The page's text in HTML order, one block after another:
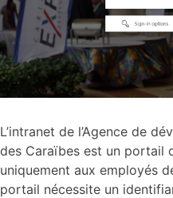
L’intranet de l’Agence de
des Caraïbes est un portail
uniquement aux employés
portail nécessite un